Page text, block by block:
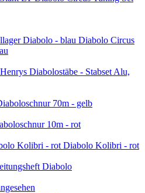
Diabolo Circus
Diabolostäbe - Stabset Alu,
70m - gelb
10m - rot
Diabolo Kolibri - rot
Diabolo